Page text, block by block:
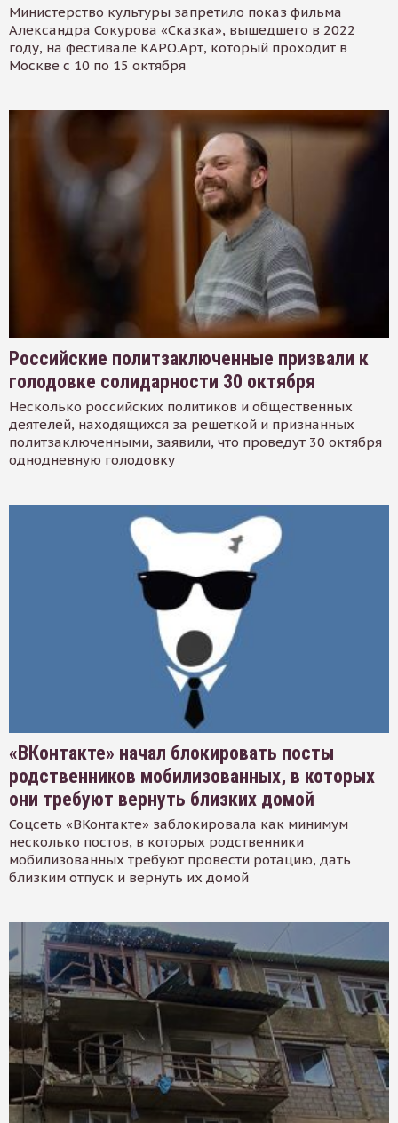
Министерство культуры запретило показ фильма
Александра Сокурова «Сказка», вышедшего в 2022
году, на фестивале КАРО.Арт, который проходит в
Москве с 10 по 15 октября
Российские политзаключенные призвали к
голодовке солидарности 30 октября
Несколько российских политиков и общественных
деятелей, находящихся за решеткой и признанных
политзаключенными, заявили, что проведут 30 октября
однодневную голодовку
«ВКонтакте» начал блокировать посты
родственников мобилизованных, в которых
они требуют вернуть близких домой
Соцсеть «ВКонтакте» заблокировала как минимум
несколько постов, в которых родственники
мобилизованных требуют провести ротацию, дать
близким отпуск и вернуть их домой